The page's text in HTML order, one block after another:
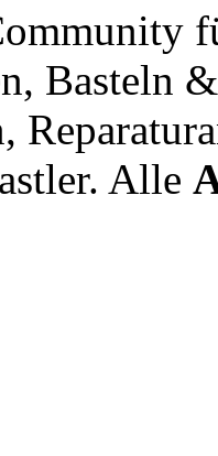
Basteln
Alle